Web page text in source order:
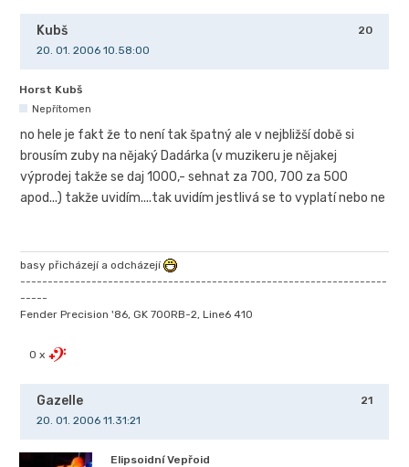
20
Kubš
20. 01. 2006 10.58:00
Horst Kubš
Nepřítomen
no hele je fakt že to není tak špatný ale v nejbližší době si
brousím zuby na nějaký Dadárka (v muzikeru je nějakej
výprodej takže se daj 1000,- sehnat za 700, 700 za 500
apod...) takže uvidím....tak uvidím jestlivá se to vyplatí nebo ne
basy přicházejí a odcházejí
-------------------------------------------------------------------
-----
Fender Precision '86, GK 700RB-2, Line6 410
0 x
21
Gazelle
20. 01. 2006 11.31:21
Elipsoidní Vepřoid